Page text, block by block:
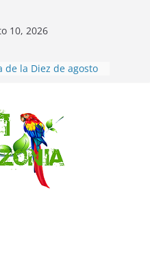
10, 2026
cadáveres hallados
personas en la
no emite cargos
de 50años que
de «noviazgo»
de10 años en